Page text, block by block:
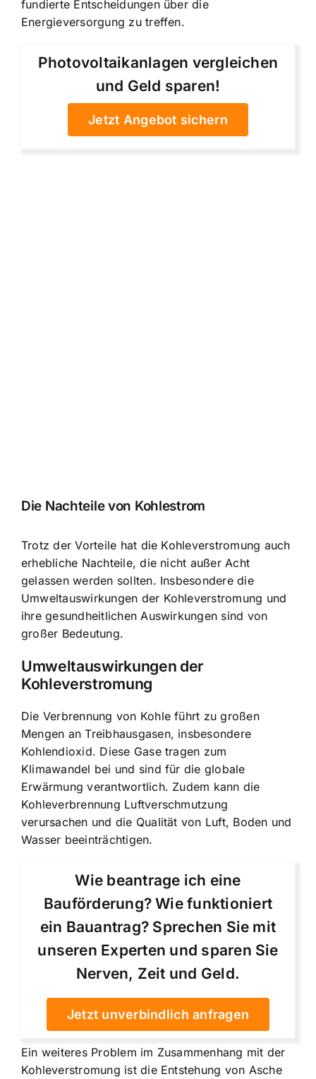
fundierte Entscheidungen über die
Energieversorgung zu treffen.
Photovoltaikanlagen vergleichen
und Geld sparen!
Jetzt Angebot sichern
Die Nachteile von Kohlestrom
Trotz der Vorteile hat die Kohleverstromung auch
erhebliche Nachteile, die nicht außer Acht
gelassen werden sollten. Insbesondere die
Umweltauswirkungen der Kohleverstromung und
ihre gesundheitlichen Auswirkungen sind von
großer Bedeutung.
Umweltauswirkungen der
Kohleverstromung
Die Verbrennung von Kohle führt zu großen
Mengen an Treibhausgasen, insbesondere
Kohlendioxid. Diese Gase tragen zum
Klimawandel bei und sind für die globale
Erwärmung verantwortlich. Zudem kann die
Kohleverbrennung Luftverschmutzung
verursachen und die Qualität von Luft, Boden und
Wasser beeinträchtigen.
Wie beantrage ich eine
Bauförderung? Wie funktioniert
ein Bauantrag? Sprechen Sie mit
unseren Experten und sparen Sie
Nerven, Zeit und Geld.
Jetzt unverbindlich anfragen
Ein weiteres Problem im Zusammenhang mit der
Kohleverstromung ist die Entstehung von Asche